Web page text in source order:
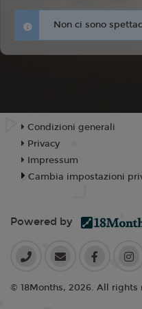
Non ci sono
Condizioni generali
Privacy
Impressum
Cambia impostazioni
Powered by
© 18Months, 2026. All rights